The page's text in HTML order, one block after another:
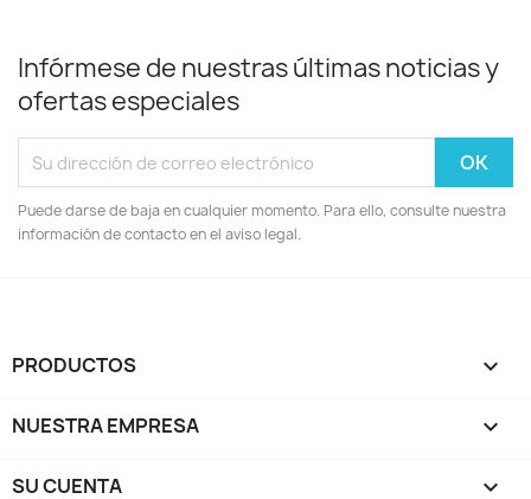
Infórmese de nuestras últimas noticias y
ofertas especiales
Puede darse de baja en cualquier momento. Para ello, consulte nuestra
información de contacto en el aviso legal.
PRODUCTOS 
NUESTRA EMPRESA 
SU CUENTA 